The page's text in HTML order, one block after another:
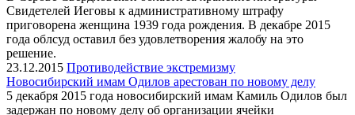
Свидетелей Иеговы к административному штрафу
приговорена женщина 1939 года рождения. В декабре 2015
года облсуд оставил без удовлетворения жалобу на это
решение.
23.12.2015 Противодействие экстремизму
Новосибирский имам Одилов арестован по новому делу
5 декабря 2015 года новосибирский имам Камиль Одилов был
задержан по новому делу об организации ячейки